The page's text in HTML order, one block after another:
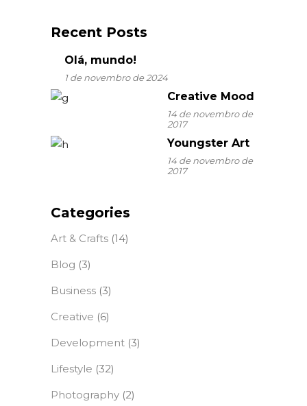
Recent Posts
Olá, mundo!
1 de novembro de 2024
Creative Mood
14 de novembro de
2017
Youngster Art
14 de novembro de
2017
Categories
Art & Crafts (14)
Blog (3)
Business (3)
Creative (6)
Development (3)
Lifestyle (32)
Photography (2)